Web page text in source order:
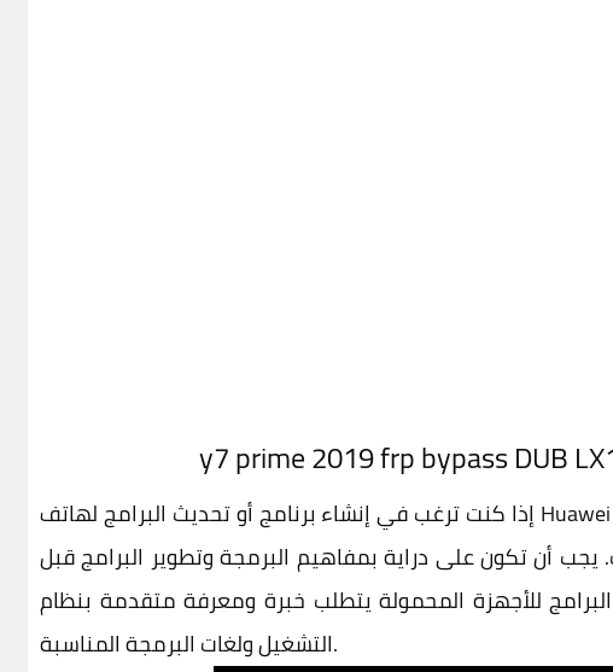
إذا كنت ترغب في إنشاء برنامج أو تحديث البرامج لهاتف Huawei Y7 Prime 2019، فسأقدم لك نظرة عامة
أن تكون على دراية بمفاهيم البرمجة وتطوير البرامج قبل
للأجهزة المحمولة يتطلب خبرة ومعرفة متقدمة بنظام
التشغيل ولغات البرمجة المناسبة.